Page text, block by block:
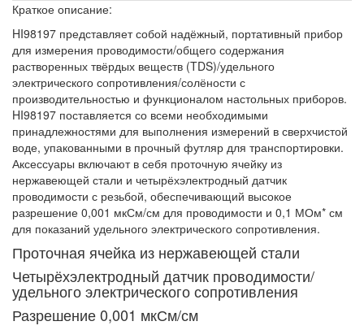
Краткое описание:
HI98197 представляет собой надёжный, портативный прибор
для измерения проводимости/общего содержания
растворенных твёрдых веществ (TDS)/удельного
электрического сопротивления/солёности с
производительностью и функционалом настольных приборов.
HI98197 поставляется со всеми необходимыми
принадлежностями для выполнения измерений в сверхчистой
воде, упакованными в прочный футляр для транспортировки.
Аксессуары включают в себя проточную ячейку из
нержавеющей стали и четырёхэлектродный датчик
проводимости с резьбой, обеспечивающий высокое
разрешение 0,001 мкСм/см для проводимости и 0,1 МОм* см
для показаний удельного электрического сопротивления.
Проточная ячейка из нержавеющей стали
Четырёхэлектродный датчик проводимости/
удельного электрического сопротивления
Разрешение 0,001 мкСм/см